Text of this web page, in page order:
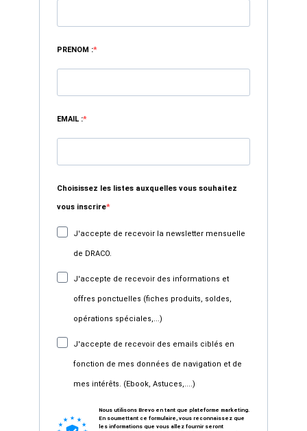
PRENOM :
EMAIL :
Choisissez les listes auxquelles vous souhaitez
vous inscrire
J'accepte de recevoir la newsletter mensuelle
de DRACO.
J'accepte de recevoir des informations et
offres ponctuelles (fiches produits, soldes,
opérations spéciales,...)
J'accepte de recevoir des emails ciblés en
fonction de mes données de navigation et de
mes intérêts. (Ebook, Astuces,....)
Nous utilisons Brevo en tant que plateforme marketing.
En soumettant ce formulaire, vous reconnaissez que
les informations que vous allez fournir seront